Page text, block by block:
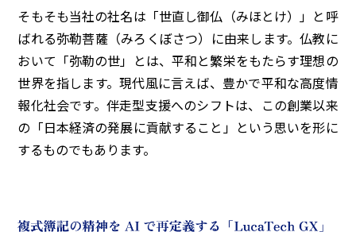
そもそも当社の社名は「世直し御仏（みほとけ）」と呼
ばれる弥勒菩薩（みろくぼさつ）に由来します。仏教に
おいて「弥勒の世」とは、平和と繁栄をもたらす理想の
世界を指します。現代風に言えば、豊かで平和な高度情
報化社会です。伴走型支援へのシフトは、この創業以来
の「日本経済の発展に貢献すること」という思いを形に
するものでもあります。